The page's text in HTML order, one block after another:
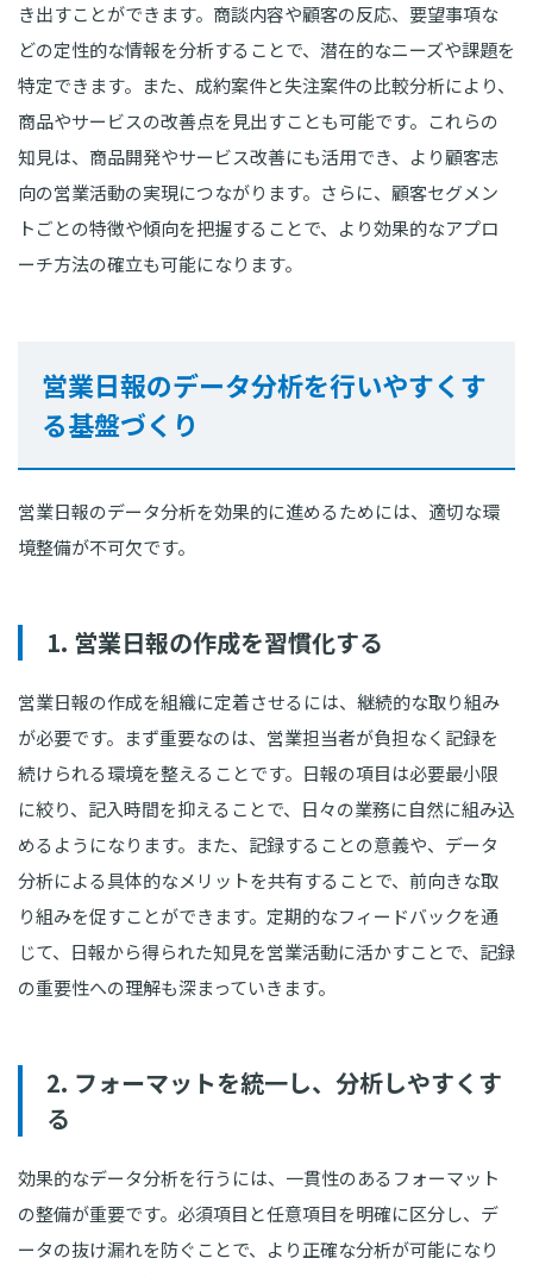
き出すことができます。商談内容や顧客の反応、要望事項な
どの定性的な情報を分析することで、潜在的なニーズや課題を
特定できます。また、成約案件と失注案件の比較分析により、
商品やサービスの改善点を見出すことも可能です。これらの
知見は、商品開発やサービス改善にも活用でき、より顧客志
向の営業活動の実現につながります。さらに、顧客セグメン
トごとの特徴や傾向を把握することで、より効果的なアプロ
ーチ方法の確立も可能になります。
営業日報のデータ分析を行いやすくす
る基盤づくり
営業日報のデータ分析を効果的に進めるためには、適切な環
境整備が不可欠です。
1. 営業日報の作成を習慣化する
営業日報の作成を組織に定着させるには、継続的な取り組み
が必要です。まず重要なのは、営業担当者が負担なく記録を
続けられる環境を整えることです。日報の項目は必要最小限
に絞り、記入時間を抑えることで、日々の業務に自然に組み込
めるようになります。また、記録することの意義や、データ
分析による具体的なメリットを共有することで、前向きな取
り組みを促すことができます。定期的なフィードバックを通
じて、日報から得られた知見を営業活動に活かすことで、記録
の重要性への理解も深まっていきます。
2. フォーマットを統一し、分析しやすくす
る
効果的なデータ分析を行うには、一貫性のあるフォーマット
の整備が重要です。必須項目と任意項目を明確に区分し、デ
ータの抜け漏れを防ぐことで、より正確な分析が可能になり